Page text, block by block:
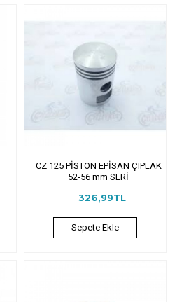
CZ 125 PİSTON EPİSAN ÇIPLAK
52-56 mm SERİ
326,99TL
Sepete Ekle